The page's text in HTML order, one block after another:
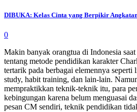
DIBUKA: Kelas Cinta yang Berpikir
0
Makin banyak orangtua di Indonesia
tentang metode pendidikan karakter
tertarik pada berbagai elemennya
study, habit training, dan lain-lain.
mempraktikkan teknik-teknik itu, para
kebingungan karena belum menguasai
pesan CM sendiri, teknik pendidikan